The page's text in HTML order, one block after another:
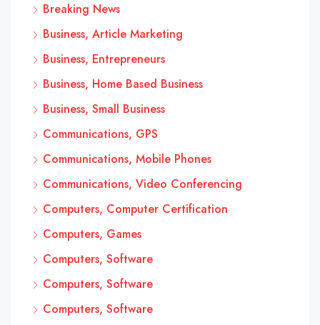
Breaking News
Business, Article Marketing
Business, Entrepreneurs
Business, Home Based Business
Business, Small Business
Communications, GPS
Communications, Mobile Phones
Communications, Video Conferencing
Computers, Computer Certification
Computers, Games
Computers, Software
Computers, Software
Computers, Software